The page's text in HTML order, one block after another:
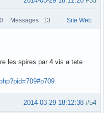
Messages : 13 Site Web
les spires par 4 vis a tete
#54
2014-03-29 18:12:38